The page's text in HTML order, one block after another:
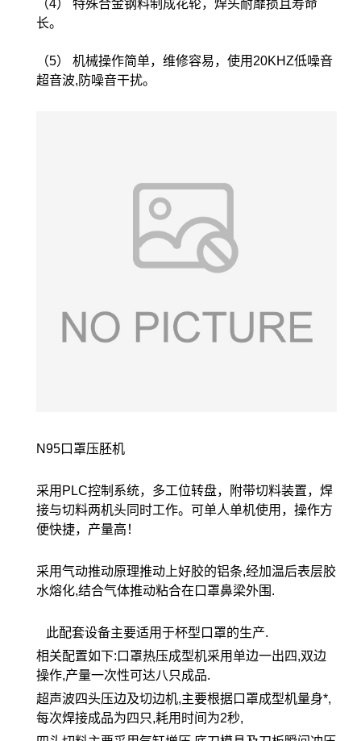
（4） 特殊合金钢料制成花轮，焊头耐靡损且寿命
长。
（5） 机械操作简单，维修容易，使用20KHZ低噪音
超音波,防噪音干扰。
N95口罩压胚机
采用PLC控制系统，多工位转盘，附带切料装置，焊
接与切料两机头同时工作。可单人单机使用，操作方
便快捷，产量高！
采用气动推动原理推动上好胶的铝条,经加温后表层胶
水熔化,结合气体推动粘合在口罩鼻梁外围.
此配套设备主要适用于杯型口罩的生产.
相关配置如下:口罩热压成型机采用单边一出四,双边
操作,产量一次性可达八只成品.
超声波四头压边及切边机,主要根据口罩成型机量身*,
每次焊接成品为四只,耗用时间为2秒,